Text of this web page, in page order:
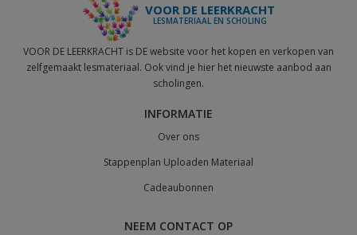
VOOR DE LEERKRACHT
LESMATERIAAL EN SCHOLING
VOOR DE LEERKRACHT is DE website voor het kopen en verkopen van
zelfgemaakt lesmateriaal. Ook vind je hier het nieuwste aanbod aan
scholingen.
INFORMATIE
Over ons
Stappenplan Uploaden Materiaal
Cadeaubonnen
NEEM CONTACT OP